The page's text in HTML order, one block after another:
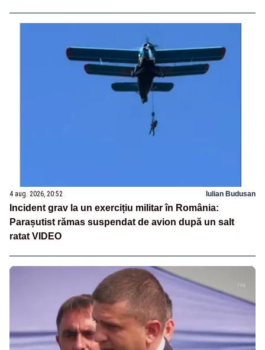
4 aug. 2026, 20:52 Iulian Budusan
Incident grav la un exercițiu militar în România:
Parașutist rămas suspendat de avion după un salt
ratat VIDEO